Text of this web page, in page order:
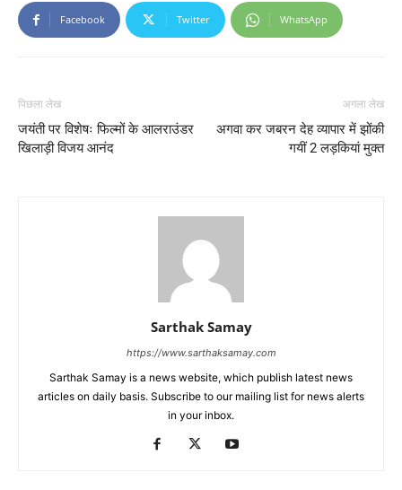
Facebook Twitter WhatsApp
पिछला लेख
जयंती पर विशेषः फिल्मों के आलराउंडर
खिलाड़ी विजय आनंद
अगला लेख
अगवा कर जबरन देह व्यापार में झोंकी
गयीं 2 लड़कियां मुक्त
Sarthak Samay
https://www.sarthaksamay.com
Sarthak Samay is a news website, which publish latest news
articles on daily basis. Subscribe to our mailing list for news alerts
in your inbox.